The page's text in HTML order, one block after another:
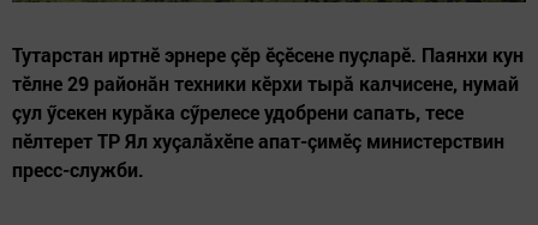
Тутарстан иртнӗ эрнере çӗр ӗçӗсене пуçларӗ. Паянхи кун
тӗлне 29 районăн техники кӗрхи тырă калчисене, нумай
çул ӳсекен курăка сӳрелесе удобрени сапать, тесе
пӗлтерет ТР Ял хуçалăхӗпе апат-çимӗç министерствин
пресс-служби.